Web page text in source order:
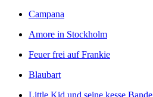
Campana
Amore in Stockholm
Feuer frei auf Frankie
Blaubart